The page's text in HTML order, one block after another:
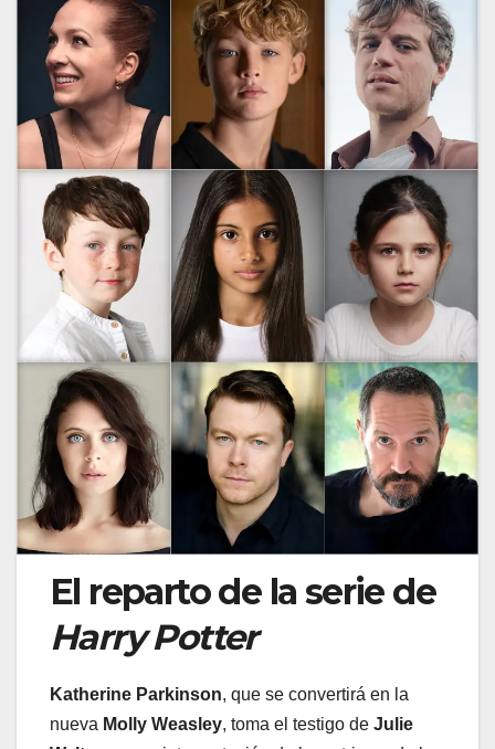
El reparto de la serie de
Harry Potter
Katherine Parkinson, que se convertirá en la
nueva Molly Weasley, toma el testigo de Julie